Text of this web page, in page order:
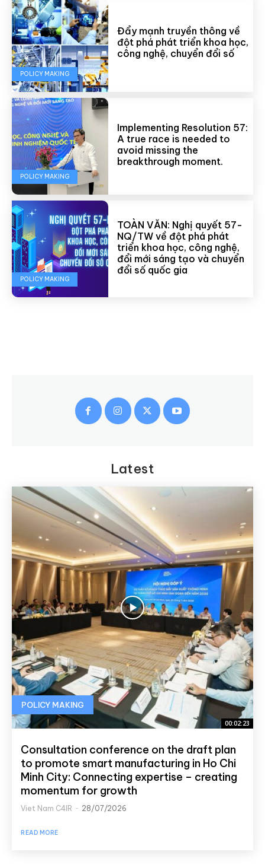
POLICY MAKING
Đẩy mạnh truyền thông về
đột phá phát triển khoa học,
công nghệ, chuyển đổi số
POLICY MAKING
Implementing Resolution 57:
A true race is needed to
avoid missing the
breakthrough moment.
POLICY MAKING
TOÀN VĂN: Nghị quyết 57-
NQ/TW về đột phá phát
triển khoa học, công nghệ,
đổi mới sáng tạo và chuyển
đổi số quốc gia
Latest
POLICY MAKING
00:02:23
Consultation conference on the draft plan
to promote smart manufacturing in Ho Chi
Minh City: Connecting expertise – creating
momentum for growth
Viet Nam C4IR - 28/07/2026
READ MORE